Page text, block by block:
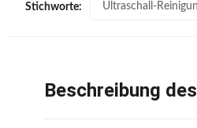
Stichworte: Ultraschall-
Beschreibung